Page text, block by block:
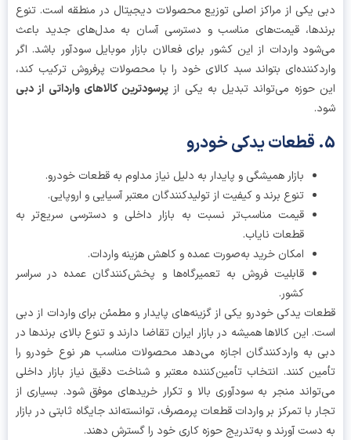
یکی از مراکز اصلی توزیع محصولات دیجیتال در منطقه است. تنوع
قیمت‌های مناسب و دسترسی آسان به مدل‌های جدید باعث
واردات از این کشور برای فعالان بازار موبایل سودآور باشد. اگر
بتواند سبد کالای خود را با محصولات پرفروش ترکیب کند،
حوزه می‌تواند تبدیل به یکی ازپرسودترین کالاهای وارداتی از دبی
بازار همیشگی و پایدار به دلیل نیاز مداوم به قطعات خودرو.
تنوع برند و کیفیت از تولیدکنندگان معتبر آسیایی و اروپایی.
قیمت مناسب‌تر نسبت به بازار داخلی و دسترسی سریع‌تر به
قطعات نایاب.
امکان خرید به‌صورت عمده و کاهش هزینه واردات.
قابلیت فروش به تعمیرگاه‌ها و پخش‌کنندگان عمده در سراسر
یدکی خودرو یکی از گزینه‌های پایدار و مطمئن برای واردات از دبی
این کالاها همیشه در بازار ایران تقاضا دارند و تنوع بالای برندها در
به واردکنندگان اجازه می‌دهد محصولات مناسب هر نوع خودرو را
کنند. انتخاب تأمین‌کننده معتبر و شناخت دقیق نیاز بازار داخلی
منجر به سودآوری بالا و تکرار خریدهای موفق شود. بسیاری از
با تمرکز بر واردات قطعات پرمصرف، توانسته‌اند جایگاه ثابتی در بازار
آورند و به‌تدریج حوزه کاری خود را گسترش دهند.